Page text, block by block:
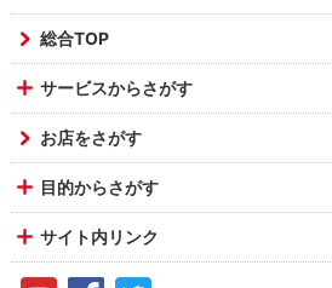
総合TOP
サービスからさがす
お店をさがす
目的からさがす
サイト内リンク